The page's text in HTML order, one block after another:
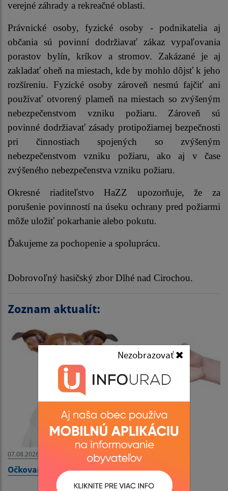
Nezobrazovať
verejné záhrady a rekreačné oblasti.
Právnické osoby, fyzické osoby - podnikatelia aj
občania sú povinní dodržiavať zákaz vypaľovania
porastov bylín, kríkov a stromov. Zakázané je aj
zakladať oheň na miestach, kde by mohlo dôjsť k jeho
rozšíreniu. Fyzické osoby zároveň nesmú fajčiť ani
používať otvorený plameň na miestach so zvýšeným
nebezpečenstvom vzniku požiaru. Zároveň sú
povinné dodržiavať zásady protipožiarnej bezpečnosti
pri činnostiach spojených so zvýšeným
nebezpečenstvom vzniku požiaru, ako aj v čase
zvýšeného nebezpečenstva vzniku požiaru.
Okresné riaditeľstvo HaZZ upozorňuje, že za
porušenie povinností na úseku ochrany pred požiarmi
môže uložiť pokarhanie alebo pokutu.
Ďakujeme za pochopenie a spoluprácu.
Dobrovoľný hasičský zbor Dlhé nad Cirochou.
Zoznam aktualít:
07.08.2026
Očkovanie psov proti besnote